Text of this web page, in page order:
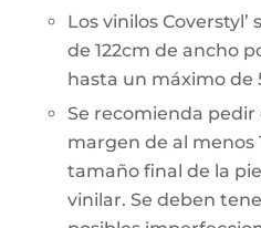
Los vinilos
de 122cm de ancho
hasta un máximo de
Se recomienda pedir
margen de al menos
tamaño final de la
vinilar. Se deben